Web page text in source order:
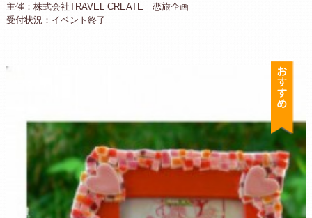
主催：株式会社TRAVEL CREATE 恋旅企画
受付状況：イベント終了